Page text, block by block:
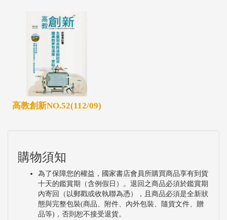
高教創新NO.52(112/09)
購物須知
為了保障您的權益，國家書店會員所購買商品享有到貨
十天的鑑賞期（含例假日）。退回之商品必須於鑑賞期
內寄回（以郵戳或收執聯為憑），且商品必須是全新狀
態與完整包裝(商品、附件、內外包裝、隨貨文件、贈
品等)，否則恕不接受退貨。